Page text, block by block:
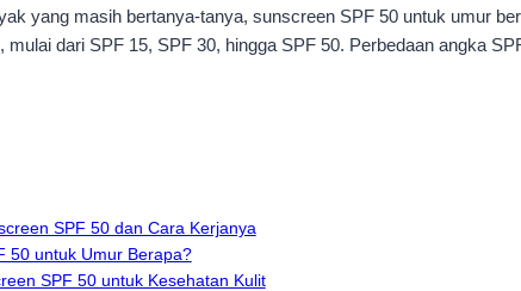
yang masih bertanya-tanya, sunscreen SPF 50 untuk umur
mulai dari SPF 15, SPF 30, hingga SPF 50. Perbedaan angka
SPF 50 dan Cara Kerjanya
50 untuk Umur Berapa?
SPF 50 untuk Kesehatan Kulit